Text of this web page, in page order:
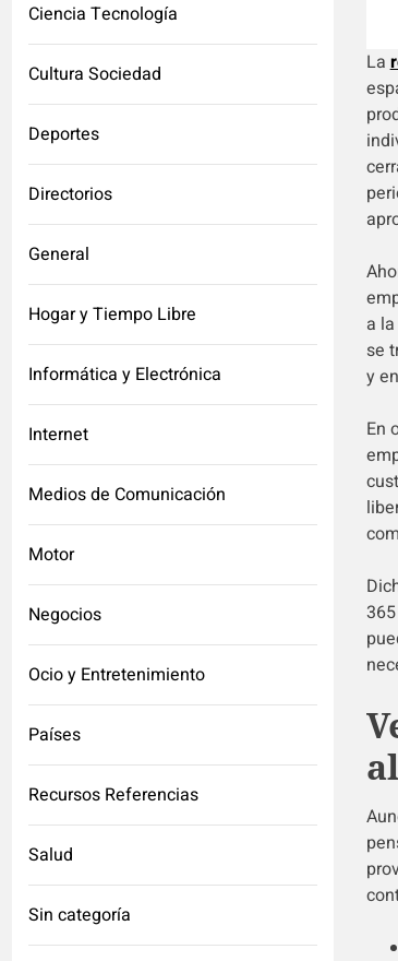
La
a
se
y
En
Ciencia Tecnología
Cultura Sociedad
Deportes
Directorios
General
Hogar y Tiempo Libre
Informática y Electrónica
Internet
Medios de Comunicación
Motor
Negocios
Ocio y Entretenimiento
Países
Recursos Referencias
Salud
Sin categoría